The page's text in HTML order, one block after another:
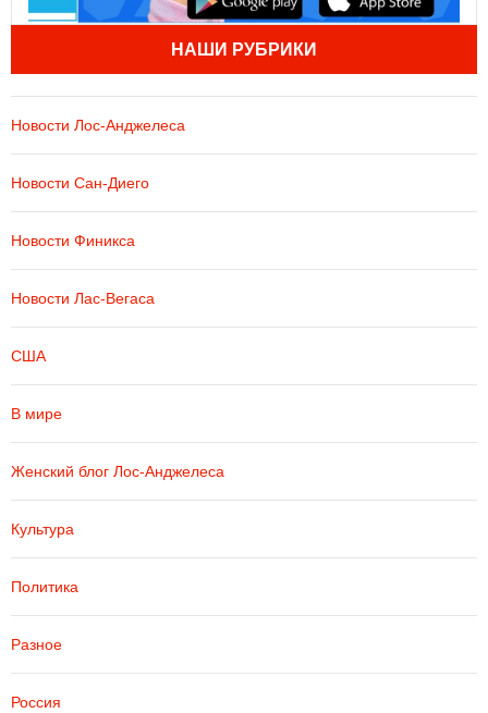
НАШИ РУБРИКИ
Новости Лос-Анджелеса
Новости Сан-Диего
Новости Финикса
Новости Лас-Вегаса
США
В мире
Женский блог Лос-Анджелеса
Культура
Политика
Разное
Россия